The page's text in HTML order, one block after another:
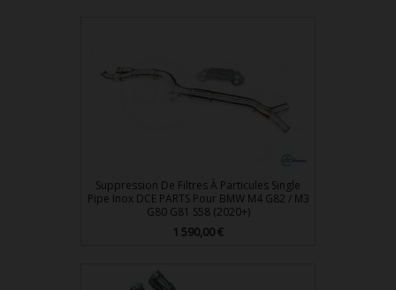
Suppression De Filtres À Particules Single
Pipe Inox DCE PARTS Pour BMW M4 G82 / M3
G80 G81 S58 (2020+)
Prix
1 590,00 €